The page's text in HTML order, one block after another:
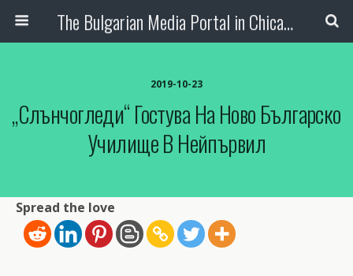
The Bulgarian Media Portal in Chicago
2019-10-23
„Слънчогледи“ Гостува На Ново Българско
Училище В Нейпървил
Spread the love